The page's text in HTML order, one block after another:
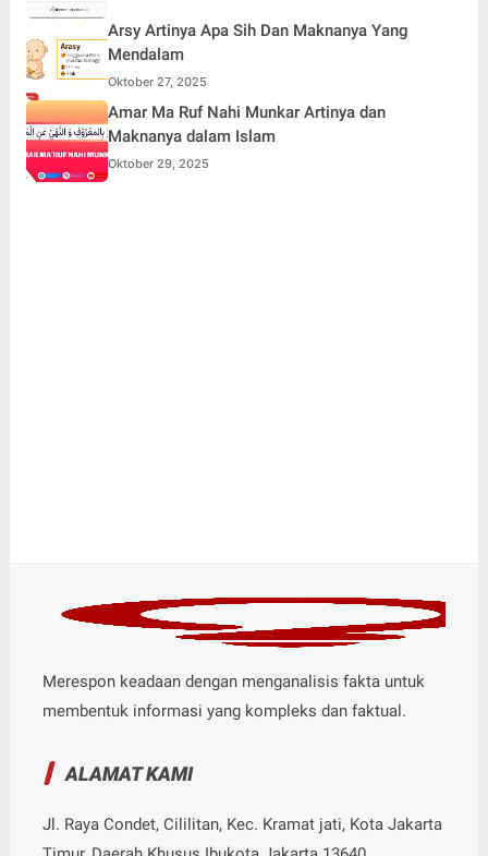
Arsy Artinya Apa Sih Dan Maknanya Yang
Mendalam
Oktober 27, 2025
Amar Ma Ruf Nahi Munkar Artinya dan
Maknanya dalam Islam
Oktober 29, 2025
Merespon keadaan dengan menganalisis fakta untuk
membentuk informasi yang kompleks dan faktual.
ALAMAT KAMI
Jl. Raya Condet, Cililitan, Kec. Kramat jati, Kota Jakarta